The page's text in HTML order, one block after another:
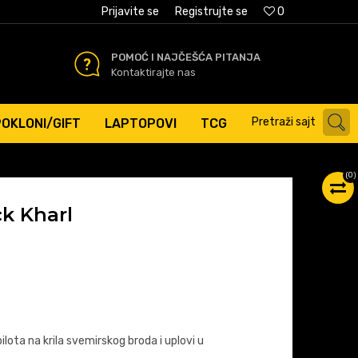
PLATNIM KARTICAMA 0
Prijavite se Registrujte se
POMOĆ I NAJČEŠĆA PITANJA
Kontaktirajte nas
GIFT LAPTOPOVI TCG Pretraži sajt
(0)
Kharl
na krila svemirskog broda i uplovi u